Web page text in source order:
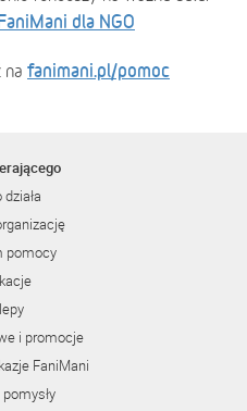
dla NGO
na fanimani.pl/pomoc
pomocy
i promocje
FaniMani